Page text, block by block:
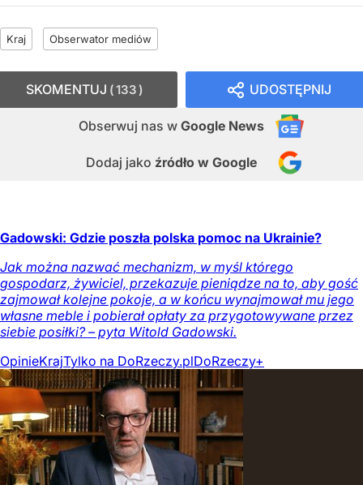
Kraj Obserwator mediów
UDOSTĘPNIJ
Obserwuj nas w Google News
Dodaj jako źródło w Google
SKOMENTUJ 133
Gadowski: Gdzie poszła polska pomoc na Ukrainie?
Jak można nazwać mechanizm, w myśl którego
gospodarz, żywiciel, przekazuje pieniądze na to, aby gość
zajmował kolejne pokoje, a w końcu wynajmował mu jego
własne meble i pobierał opłaty za przygotowywane przez
siebie posiłki? – pyta Witold Gadowski.
OpinieKrajTylko na DoRzeczy.plDoRzeczy+